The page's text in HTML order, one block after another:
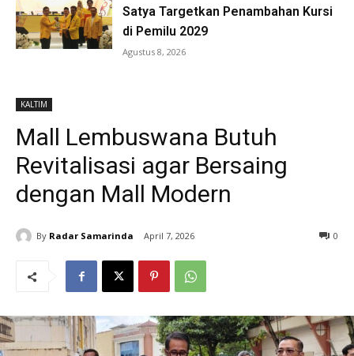
Satya Targetkan Penambahan Kursi
di Pemilu 2029
Agustus 8, 2026